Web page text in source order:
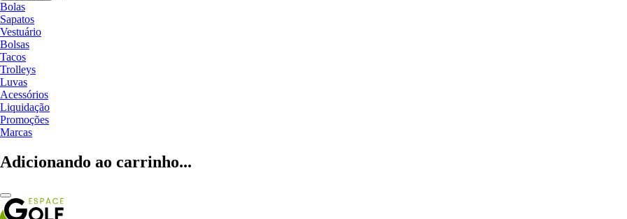
Bolas
Sapatos
Vestuário
Bolsas
Tacos
Trolleys
Luvas
Acessórios
Liquidação
Promoções
Marcas
Adicionando ao carrinho...